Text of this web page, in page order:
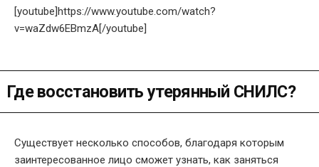
[youtube]https://www.youtube.com/watch?
v=waZdw6EBmzA[/youtube]
Где восстановить утерянный СНИЛС?
Существует несколько способов, благодаря которым
заинтересованное лицо сможет узнать, как заняться